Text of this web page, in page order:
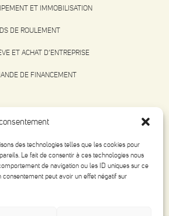
des technologies telles que les cookies pour
Le fait de consentir à ces technologies nous
de navigation ou les ID uniques sur ce
peut avoir un effet négatif sur
ET IMMOBILISATION
DE ROULEMENT
ET ACHAT D’ENTREPRISE
DE FINANCEMENT